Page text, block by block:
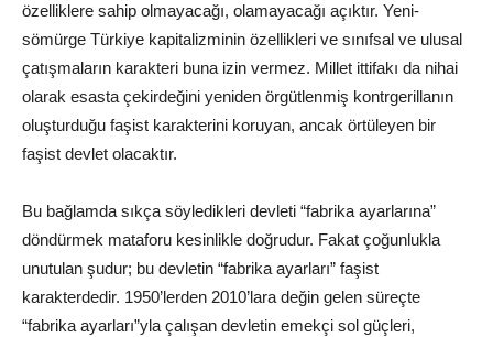
özelliklere sahip olmayacağı, olamayacağı açıktır. Yeni-
sömürge Türkiye kapitalizminin özellikleri ve sınıfsal ve ulusal
çatışmaların karakteri buna izin vermez. Millet ittifakı da nihai
olarak esasta çekirdeğini yeniden örgütlenmiş kontrgerillanın
oluşturduğu faşist karakterini koruyan, ancak örtüleyen bir
faşist devlet olacaktır.
Bu bağlamda sıkça söyledikleri devleti “fabrika ayarlarına”
döndürmek mataforu kesinlikle doğrudur. Fakat çoğunlukla
unutulan şudur; bu devletin “fabrika ayarları” faşist
karakterdedir. 1950’lerden 2010’lara değin gelen süreçte
“fabrika ayarları”yla çalışan devletin emekçi sol güçleri,